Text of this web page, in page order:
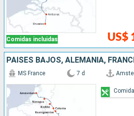
Comidas incluidas US$
PAISES BAJOS, ALEMANIA,
MS France 7 d